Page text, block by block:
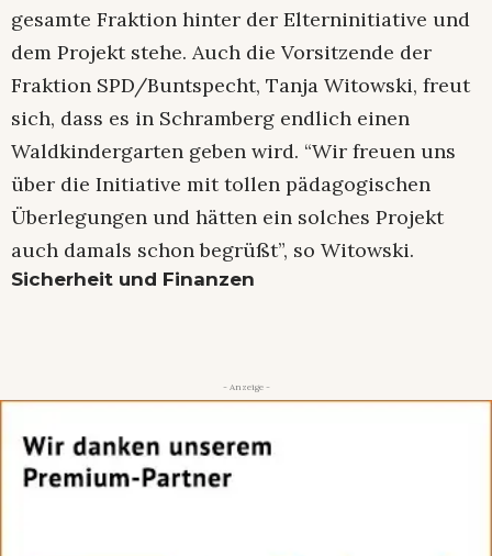
gesamte Fraktion hinter der Elterninitiative und
dem Projekt stehe. Auch die Vorsitzende der
Fraktion SPD/Buntspecht, Tanja Witowski, freut
sich, dass es in Schramberg endlich einen
Waldkindergarten geben wird. “Wir freuen uns
über die Initiative mit tollen pädagogischen
Überlegungen und hätten ein solches Projekt
auch damals schon begrüßt”, so Witowski.
Sicherheit und Finanzen
- Anzeige -